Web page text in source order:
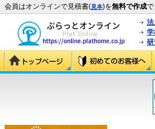
会員はオンラインで見積書(見本)を無料で作成